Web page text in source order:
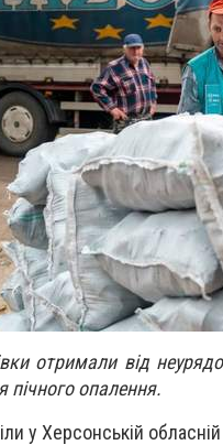
отримали від
пічного опалення.
у Херсонській обласній